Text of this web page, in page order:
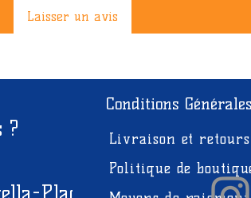
comparable à 7
Structure d'oeil
Permet un
Interrupteur
Laisser un avis
?
Plage
Conditions
Livraison et retours
Politique de